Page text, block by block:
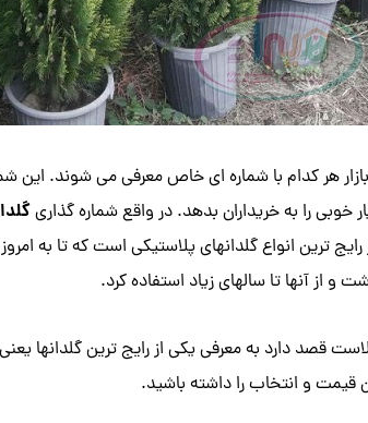
هر کدام با شماره ای خاص معرفی می شوند. این
را به خریداران بدهد. در واقع شماره گذاری
سطل 12 یکی از رایج ترین انواع گلدانهای پلاستیکی است که
و از آنها تا سالهای زیاد استفاده کرد.
قیمت و انتخاب را داشته باشید.